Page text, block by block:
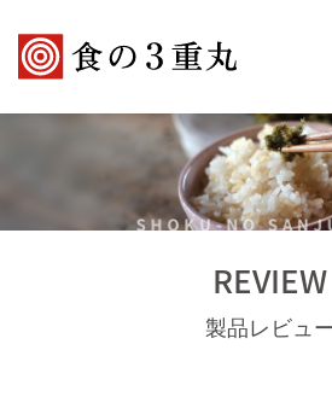
REVIEW
製品レビュ